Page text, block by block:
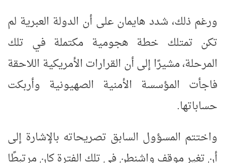
ورغم ذلك، شدد هايمان على أن الدولة العبرية لم
تكن تمتلك خطة هجومية مكتملة في تلك
المرحلة، مشيرًا إلى أن القرارات الأمريكية اللاحقة
فاجأت المؤسسة الأمنية الصهيونية وأربكت
حساباتها.
واختتم المسؤول السابق تصريحاته بالإشارة إلى
أن تغير موقف واشنطن في تلك الفترة كان مرتبطًا